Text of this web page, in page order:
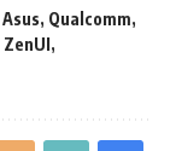
Asus, Qualcomm,
ZenUI,